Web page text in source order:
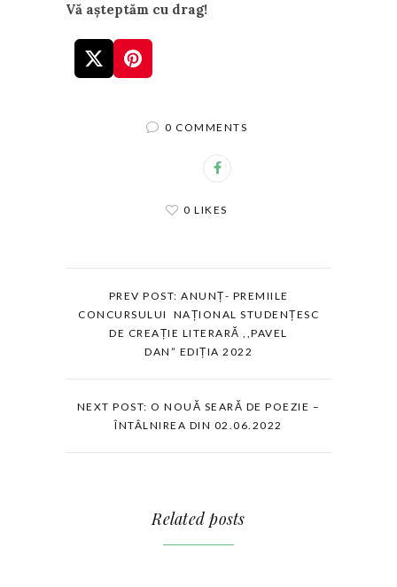
Vă așteptăm cu drag!
0 COMMENTS
0 LIKES
PREV POST: ANUNȚ- PREMIILE
CONCURSULUI NAȚIONAL STUDENȚESC
DE CREAȚIE LITERARĂ ,,PAVEL
DAN” EDIȚIA 2022
NEXT POST: O NOUĂ SEARĂ DE POEZIE –
ÎNTÂLNIREA DIN 02.06.2022
Related posts